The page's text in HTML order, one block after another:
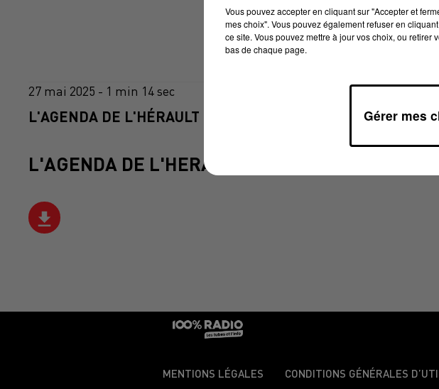
27 mai 2025 - 1 min 14 sec
L'AGENDA DE L'HÉRAULT DU 27/05/2025 À 13H35
L'AGENDA DE L'HERAULT
MENTIONS LÉGALES CONDITIONS GÉNÉRALES
Vous pouvez accepter en cliquant sur "Accepter et
mes choix". Vous pouvez également refuser en
ce site. Vous pouvez mettre à jour vos choix, ou
bas de chaque page.
Gérer mes